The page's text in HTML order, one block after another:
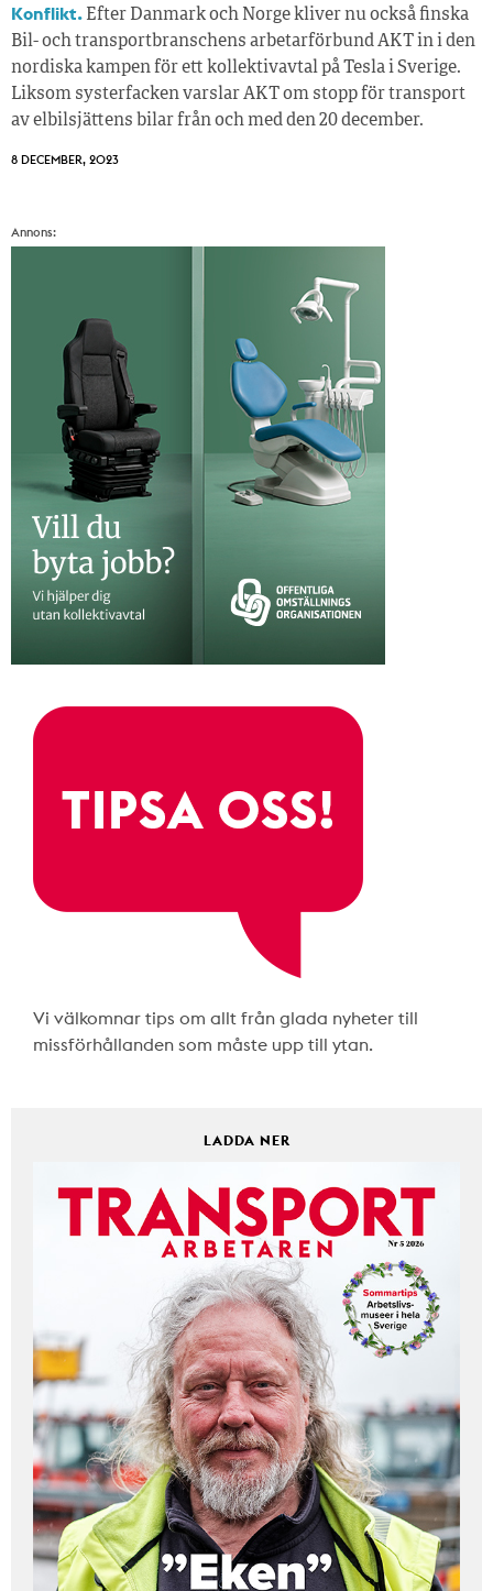
Konflikt. Efter Danmark och Norge kliver nu också finska
Bil- och transportbranschens arbetarförbund AKT in i den
nordiska kampen för ett kollektivavtal på Tesla i Sverige.
Liksom systerfacken varslar AKT om stopp för transport
av elbilsjättens bilar från och med den 20 december.
8 DECEMBER, 2023
Annons:
Vi välkomnar tips om allt från glada nyheter till
missförhållanden som måste upp till ytan.
LADDA NER